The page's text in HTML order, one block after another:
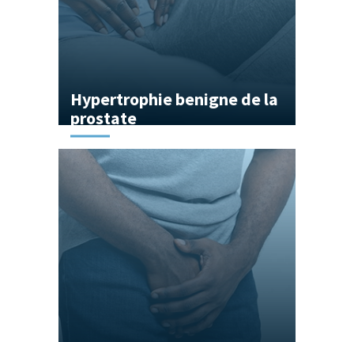
Hypertrophie benigne de la
prostate